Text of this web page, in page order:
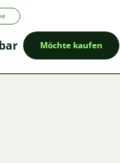
Möchte kaufen